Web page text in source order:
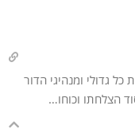
ומנהיגי הדור
וכוחו…